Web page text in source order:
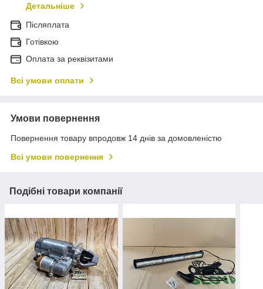
Детальніше
Післяплата
Готівкою
Оплата за реквізитами
Всі умови оплати
Умови повернення
Повернення товару впродовж 14 днів за домовленістю
Всі умови повернення
Подібні товари компанії